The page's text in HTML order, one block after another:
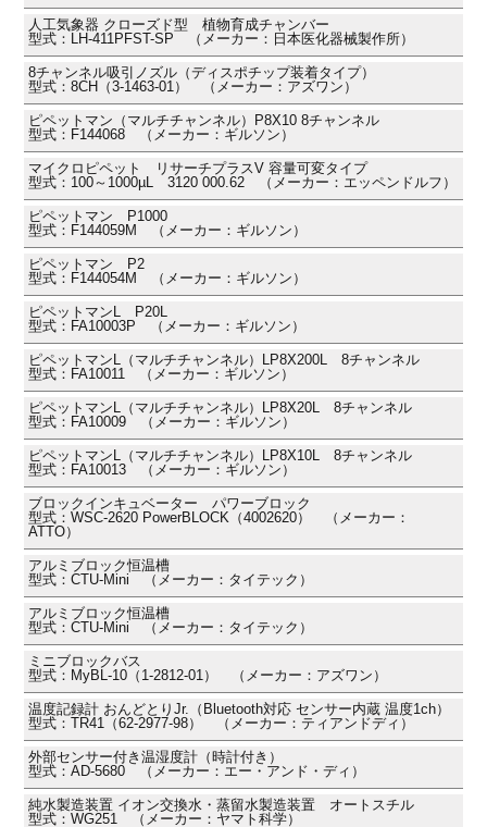
人工気象器 クローズド型 植物育成チャンバー
型式：LH-411PFST-SP （メーカー：日本医化器械製作所）
8チャンネル吸引ノズル（ディスポチップ装着タイプ）
型式：8CH（3-1463-01） （メーカー：アズワン）
ピペットマン（マルチチャンネル）P8X10 8チャンネル
型式：F144068 （メーカー：ギルソン）
マイクロピペット リサーチプラスV 容量可変タイプ
型式：100～1000µL 3120 000.62 （メーカー：エッペンドルフ）
ピペットマン P1000
型式：F144059M （メーカー：ギルソン）
ピペットマン P2
型式：F144054M （メーカー：ギルソン）
ピペットマンL P20L
型式：FA10003P （メーカー：ギルソン）
ピペットマンL（マルチチャンネル）LP8X200L 8チャンネル
型式：FA10011 （メーカー：ギルソン）
ピペットマンL（マルチチャンネル）LP8X20L 8チャンネル
型式：FA10009 （メーカー：ギルソン）
ピペットマンL（マルチチャンネル）LP8X10L 8チャンネル
型式：FA10013 （メーカー：ギルソン）
ブロックインキュベーター パワーブロック
型式：WSC-2620 PowerBLOCK（4002620） （メーカー：
ATTO）
アルミブロック恒温槽
型式：CTU-Mini （メーカー：タイテック）
アルミブロック恒温槽
型式：CTU-Mini （メーカー：タイテック）
ミニブロックバス
型式：MyBL-10（1-2812-01） （メーカー：アズワン）
温度記録計 おんどとりJr.（Bluetooth対応 センサー内蔵 温度1ch）
型式：TR41（62-2977-98） （メーカー：ティアンドディ）
外部センサー付き温湿度計（時計付き）
型式：AD-5680 （メーカー：エー・アンド・ディ）
純水製造装置 イオン交換水・蒸留水製造装置 オートスチル
型式：WG251 （メーカー：ヤマト科学）